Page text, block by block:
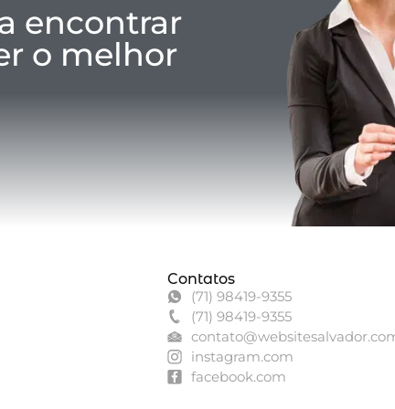
encontrar
o melhor
Contatos
(71) 98419-9355
(71) 98419-9355
instagram.com
facebook.com